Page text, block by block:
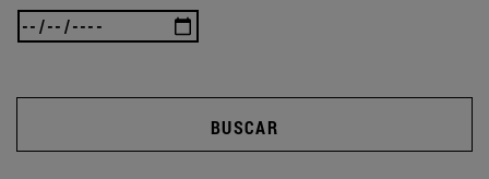
BUSCAR